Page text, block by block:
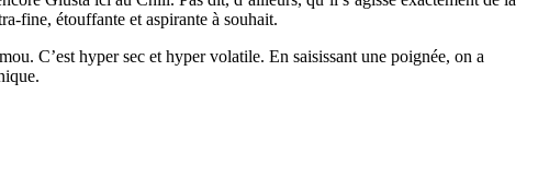
fine, étouffante et aspirante à souhait.
C’est hyper sec et hyper volatile. En saisissant une poignée, on a